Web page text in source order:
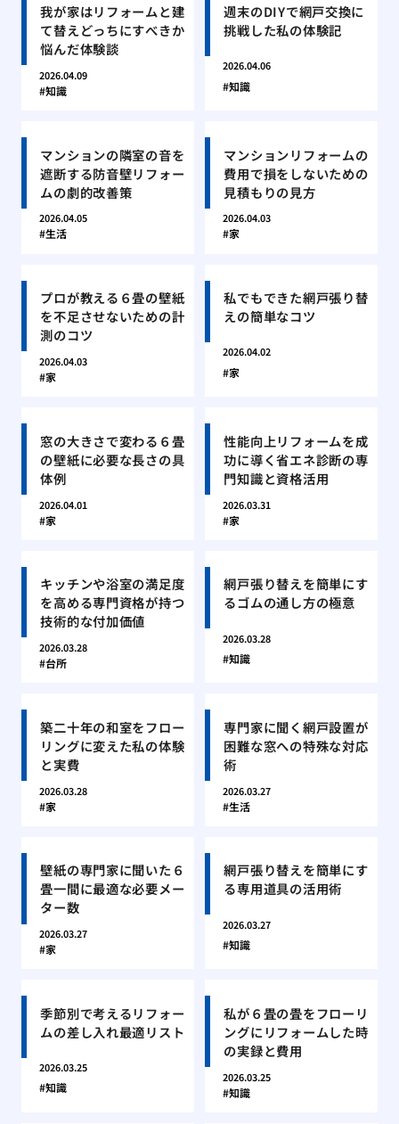
我が家はリフォームと建
て替えどっちにすべきか
悩んだ体験談
2026.04.09
知識
週末のDIYで網戸交換に
挑戦した私の体験記
2026.04.06
知識
マンションの隣室の音を
遮断する防音壁リフォー
ムの劇的改善策
2026.04.05
生活
マンションリフォームの
費用で損をしないための
見積もりの見方
2026.04.03
家
プロが教える６畳の壁紙
を不足させないための計
測のコツ
2026.04.03
家
私でもできた網戸張り替
えの簡単なコツ
2026.04.02
家
窓の大きさで変わる６畳
の壁紙に必要な長さの具
体例
2026.04.01
家
性能向上リフォームを成
功に導く省エネ診断の専
門知識と資格活用
2026.03.31
家
キッチンや浴室の満足度
を高める専門資格が持つ
技術的な付加価値
2026.03.28
台所
網戸張り替えを簡単にす
るゴムの通し方の極意
2026.03.28
知識
築二十年の和室をフロー
リングに変えた私の体験
と実費
2026.03.28
家
専門家に聞く網戸設置が
困難な窓への特殊な対応
術
2026.03.27
生活
壁紙の専門家に聞いた６
畳一間に最適な必要メー
ター数
2026.03.27
家
網戸張り替えを簡単にす
る専用道具の活用術
2026.03.27
知識
季節別で考えるリフォー
ムの差し入れ最適リスト
2026.03.25
知識
私が６畳の畳をフローリ
ングにリフォームした時
の実録と費用
2026.03.25
知識